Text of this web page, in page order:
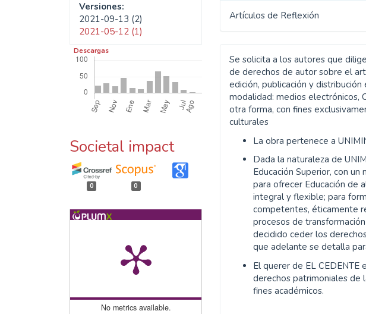
Versiones:
2021-09-13 (2)
2021-05-12 (1)
Descargas
Societal impact
0 0
No metrics available.
Artículos de Reflexión
Se solicita a los autores que
de derechos de autor sobre el
edición, publicación y
modalidad: medios electrónicos,
otra forma, con fines
culturales
La obra pertenece a
Dada la naturaleza de
Educación Superior, con
para ofrecer Educación de
integral y flexible; para
competentes, éticamente
procesos de
decidido ceder los
que adelante se detalla
El querer de EL
derechos patrimoniales de
fines académicos.